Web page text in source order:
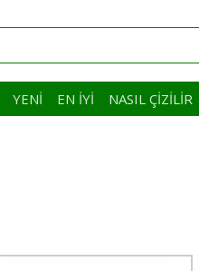
YENI EN İYI NASIL ÇIZILIR